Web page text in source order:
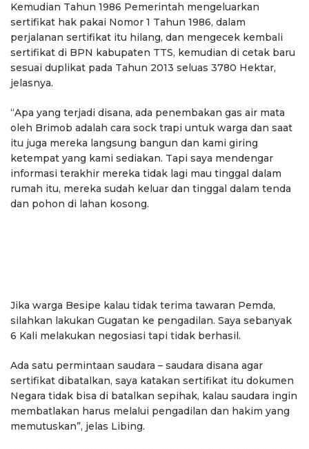
Kemudian Tahun 1986 Pemerintah mengeluarkan
sertifikat hak pakai Nomor 1 Tahun 1986, dalam
perjalanan sertifikat itu hilang, dan mengecek kembali
sertifikat di BPN kabupaten TTS, kemudian di cetak baru
sesuai duplikat pada Tahun 2013 seluas 3780 Hektar,
jelasnya.
“Apa yang terjadi disana, ada penembakan gas air mata
oleh Brimob adalah cara sock trapi untuk warga dan saat
itu juga mereka langsung bangun dan kami giring
ketempat yang kami sediakan. Tapi saya mendengar
informasi terakhir mereka tidak lagi mau tinggal dalam
rumah itu, mereka sudah keluar dan tinggal dalam tenda
dan pohon di lahan kosong.
Jika warga Besipe kalau tidak terima tawaran Pemda,
silahkan lakukan Gugatan ke pengadilan. Saya sebanyak
6 Kali melakukan negosiasi tapi tidak berhasil.
Ada satu permintaan saudara – saudara disana agar
sertifikat dibatalkan, saya katakan sertifikat itu dokumen
Negara tidak bisa di batalkan sepihak, kalau saudara ingin
membatlakan harus melalui pengadilan dan hakim yang
memutuskan”, jelas Libing.